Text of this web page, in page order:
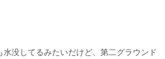
没してるみたいだけど、第二グラウンド